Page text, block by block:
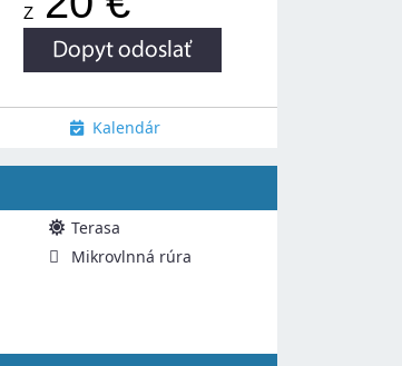
Z
Kalendár
Terasa
Mikrovlnná rúra